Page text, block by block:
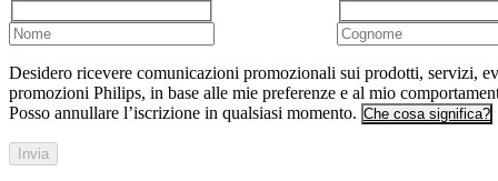
Desidero ricevere comunicazioni promozionali sui prodotti, servizi,
promozioni Philips, in base alle mie preferenze e al mio
Posso annullare l’iscrizione in qualsiasi momento. Che cosa significa?
Invia